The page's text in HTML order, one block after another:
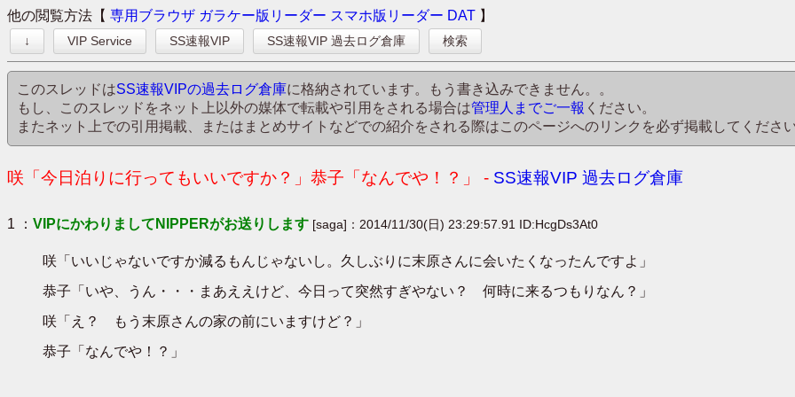
他の閲覧方法【 専用ブラウザ ガラケー版リーダー スマホ版リーダー DAT 】
↓ VIP Service SS速報VIP SS速報VIP 過去ログ倉庫 検索
このスレッドはSS速報VIPの過去ログ倉庫に格納されています。もう書き込みできません。。
もし、このスレッドをネット上以外の媒体で転載や引用をされる場合は管理人までご一報 ください。
またネット上での引用掲載、またはまとめサイトなどでの紹介をされる際はこのページへのリンクを必ず掲載してくださ
咲「今日泊りに行ってもいいですか？」恭子「なんでや！？」 - SS速報VIP 過去ログ倉庫
1 ： VIPにかわりましてNIPPERがお送りします [saga]：2014/11/30(日) 23:29:57.91 ID:HcgDs3At0
咲「いいじゃないですか減るもんじゃないし。久しぶりに末原さんに会いたくなったんですよ」
恭子「いや、うん・・・まあええけど、今日って突然すぎやない？ 何時に来るつもりなん？」
咲「え？ もう末原さんの家の前にいますけど？」
恭子「なんでや！？」